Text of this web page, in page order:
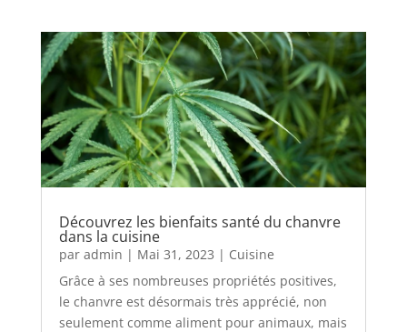
Découvrez les bienfaits santé du chanvre
dans la cuisine
par admin | Mai 31, 2023 | Cuisine
Grâce à ses nombreuses propriétés positives,
le chanvre est désormais très apprécié, non
seulement comme aliment pour animaux, mais